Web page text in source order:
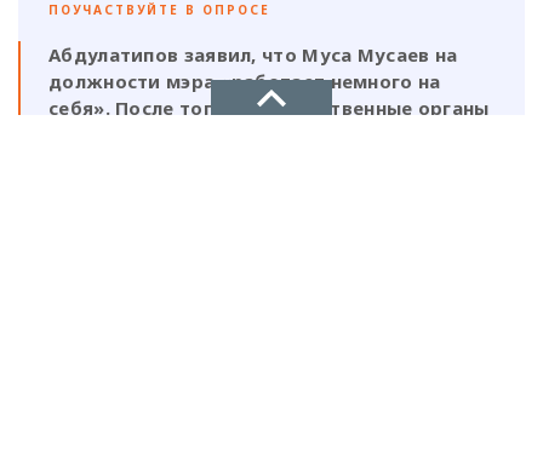
ПОУЧАСТВУЙТЕ В ОПРОСЕ
Абдулатипов заявил, что Муса Мусаев на
должности мэра «работает немного на
себя». После того, как следственные органы